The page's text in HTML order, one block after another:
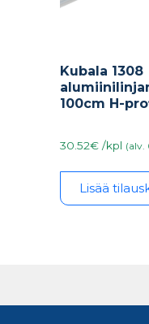
Kubala 1308
100cm H-
30.52€ /kpl (alv.
Lisää